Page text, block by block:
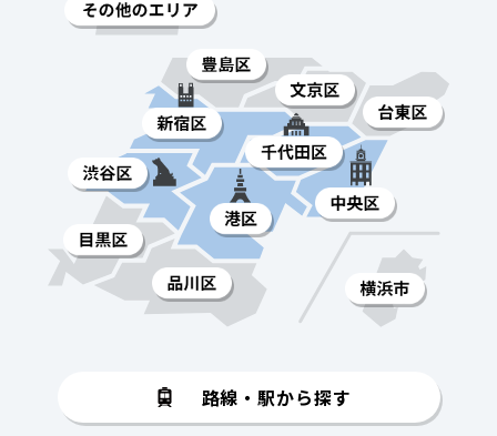
路線・駅から探す